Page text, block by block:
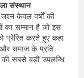
संस्थान
केवल वर्षों की
का सम्मान है जो इस
प्रेरित करते हुए कहा
और समाज के प्रति
सबसे बड़ी उपलब्धि